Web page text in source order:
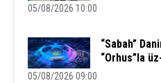
05/08/2026 10:00
“Sabah”
“Orhus”la
05/08/2026 09:00